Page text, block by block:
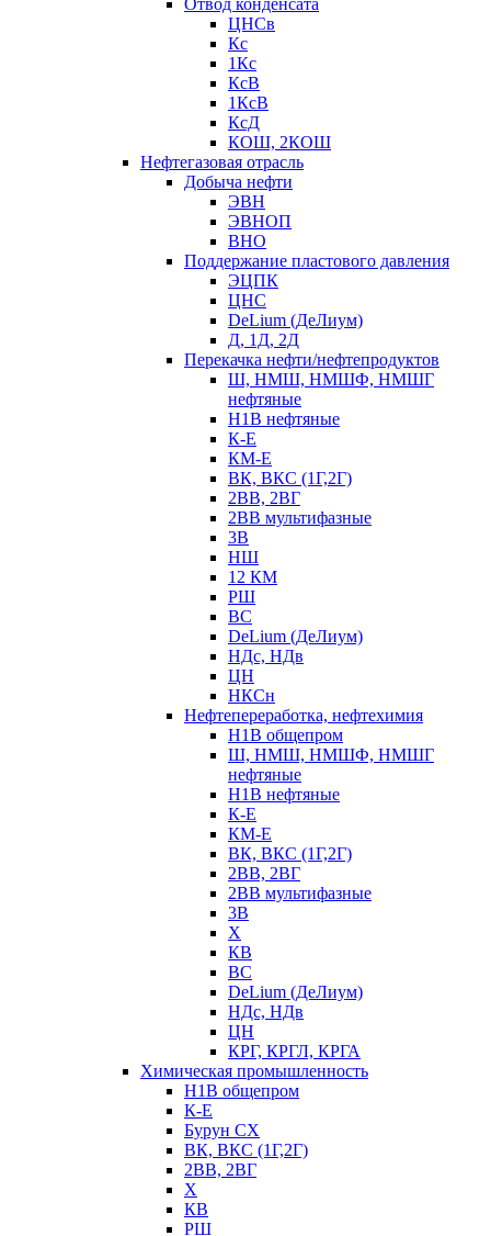
Отвод конденсата
ЦНСв
Кс
1Кс
КсВ
1КсВ
КсД
КОШ, 2КОШ
Нефтегазовая отрасль
Добыча нефти
ЭВН
ЭВНОП
ВНО
Поддержание пластового давления
ЭЦПК
ЦНС
DeLium (ДеЛиум)
Д, 1Д, 2Д
Перекачка нефти/нефтепродуктов
Ш, НМШ, НМШФ, НМШГ
нефтяные
Н1В нефтяные
К-Е
КМ-Е
ВК, ВКС (1Г,2Г)
2ВВ, 2ВГ
2ВВ мультифазные
3В
НШ
12 КМ
РШ
ВС
DeLium (ДеЛиум)
НДс, НДв
ЦН
НКСн
Нефтепереработка, нефтехимия
Н1В общепром
Ш, НМШ, НМШФ, НМШГ
нефтяные
Н1В нефтяные
К-Е
КМ-Е
ВК, ВКС (1Г,2Г)
2ВВ, 2ВГ
2ВВ мультифазные
3В
Х
КВ
ВС
DeLium (ДеЛиум)
НДс, НДв
ЦН
КРГ, КРГЛ, КРГА
Химическая промышленность
Н1В общепром
К-Е
Бурун СХ
ВК, ВКС (1Г,2Г)
2ВВ, 2ВГ
Х
КВ
РШ